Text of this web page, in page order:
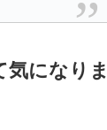
になりま